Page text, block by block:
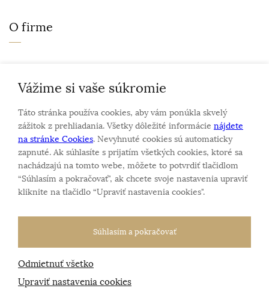
O firme
Kontakt
Sme rodinná firma a zameriavame sa na predaj hodiniek
a šperkov od roku 1994.
Pozrite sa na naše ďaľšie web stránky.
Všetky práva vyhradené
Tvorba e-shopovodBlueweb s.r.o.
Vážime si vaše súkromie
Táto stránka používa cookies, aby vám ponúkla skvelý
zážitok z prehliadania. Všetky dôležité informácie nájdete
na stránke Cookies. Nevyhnuté cookies sú automaticky
zapnuté. Ak súhlasíte s prijatím všetkých cookies, ktoré sa
nachádzajú na tomto webe, môžete to potvrdiť tlačidlom
“Súhlasím a pokračovať", ak chcete svoje nastavenia upraviť
kliknite na tlačidlo “Upraviť nastavenia cookies".
Súhlasím a pokračovať
Odmietnuť všetko
Upraviť nastavenia cookies